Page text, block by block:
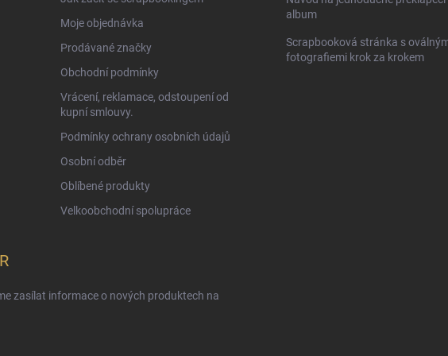
Moje objednávka
Prodávané značky
Obchodní podmínky
Vrácení, reklamace, odstoupení od
kupní smlouvy.
Podmínky ochrany osobních údajů
Osobní odběr
Oblíbené produkty
Velkoobchodní spolupráce
album
Scrapbooková stránka s
fotografiemi krok za krokem
zasílat informace o nových produktech na